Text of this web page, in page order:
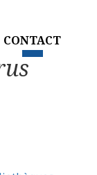
Toggle submenu
CONTACT